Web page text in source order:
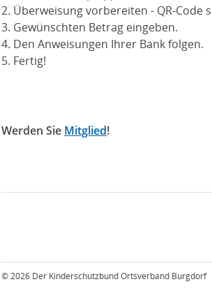
2. Überweisung vorbereiten - QR-Code
3. Gewünschten Betrag eingeben.
4. Den Anweisungen Ihrer Bank folgen.
5. Fertig!
Werden Sie Mitglied!
© 2026 Der Kinderschutzbund Ortsverband Burgdorf